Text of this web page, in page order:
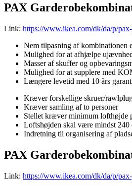
PAX
Link: https://www.ikea.com/dk/da/p/
Nem tilpasning af kombinationen
Mulighed for at afhjælpe
Masser af skuffer og
Mulighed for at supplere med
Længere levetid med 10 års
Kræver forskellige skruer/
Kræver samling af to personer
Stellet kræver minimum lofthøjde
Loftshøjden skal være mindst 240
Indretning til organisering af
PAX
Link: https://www.ikea.com/dk/da/p/